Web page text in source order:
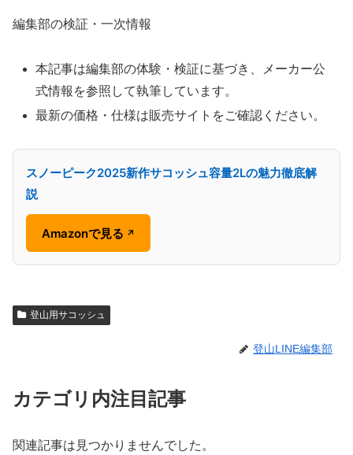
編集部の検証・一次情報
本記事は編集部の体験・検証に基づき、メーカー公
式情報を参照して執筆しています。
最新の価格・仕様は販売サイトをご確認ください。
スノーピーク2025新作サコッシュ容量2Lの魅力徹底解
説
Amazonで見る ↗
登山用サコッシュ
登山LINE編集部
カテゴリ内注目記事
関連記事は見つかりませんでした。